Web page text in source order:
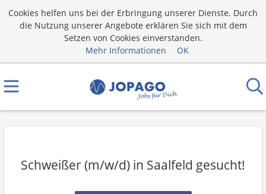
Cookies helfen uns bei der Erbringung unserer Dienste. Durch
die Nutzung unserer Angebote erklären Sie sich mit dem
Setzen von Cookies einverstanden.
Mehr Informationen
OK
Schweißer (m/w/d) in Saalfeld gesucht!